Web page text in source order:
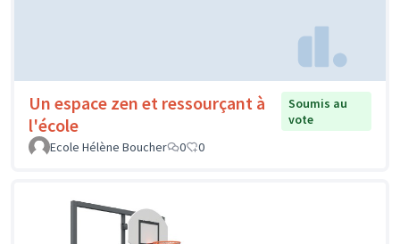
Un espace zen et ressourçant à
l'école
Soumis au
vote
Ecole Hélène Boucher
0 0